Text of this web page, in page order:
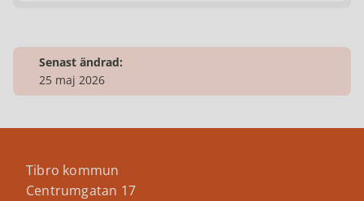
Senast ändrad:
25 maj 2026
Tibro kommun
Centrumgatan 17